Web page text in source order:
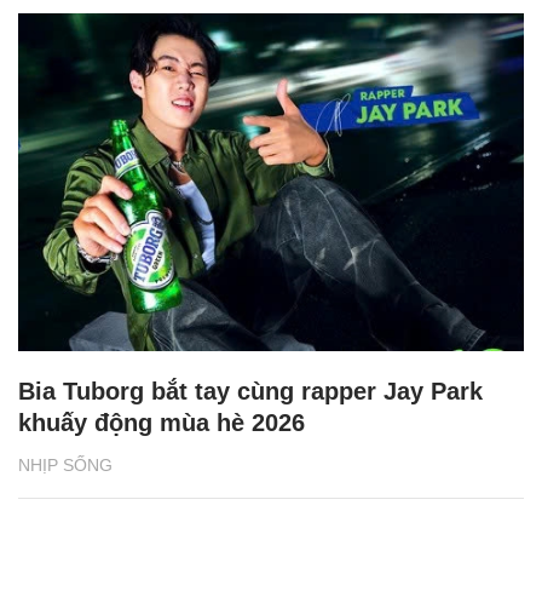
NHỊP SỐNG
Bia Tuborg bắt tay cùng rapper Jay Park
khuấy động mùa hè 2026